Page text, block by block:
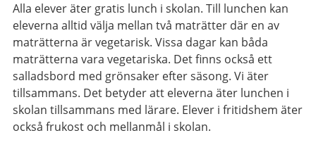
Alla elever äter gratis lunch i skolan. Till lunchen kan
eleverna alltid välja mellan två maträtter där en av
maträtterna är vegetarisk. Vissa dagar kan båda
maträtterna vara vegetariska. Det finns också ett
salladsbord med grönsaker efter säsong. Vi äter
tillsammans. Det betyder att eleverna äter lunchen i
skolan tillsammans med lärare. Elever i fritidshem äter
också frukost och mellanmål i skolan.